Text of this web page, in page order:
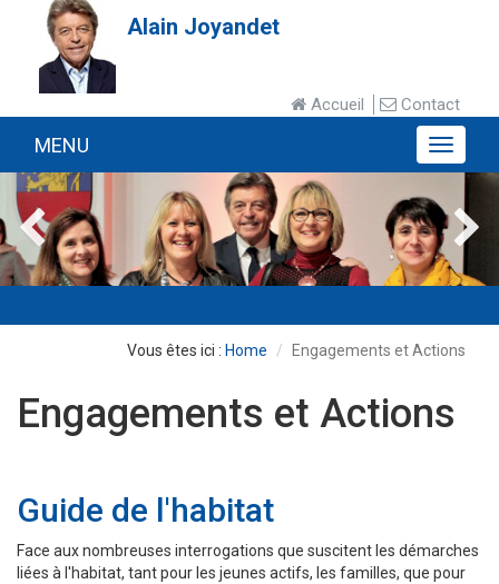
Alain Joyandet
Accueil Contact
MENU
MENU
Home Engagements et Actions
Engagements et Actions
Guide de l'habitat
Face aux nombreuses interrogations que suscitent les démarches
liées à l'habitat, tant pour les jeunes actifs, les familles, que pour